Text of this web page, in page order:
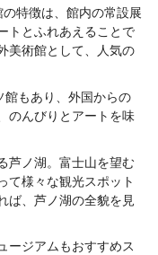
の特徴は、館内の常設展
トとふれあえることで
美術館として、人気の
館もあり、外国からの
のんびりとアートを味
芦ノ湖。富士山を望む
て様々な観光スポット
ば、芦ノ湖の全貌を見
ージアムもおすすめス